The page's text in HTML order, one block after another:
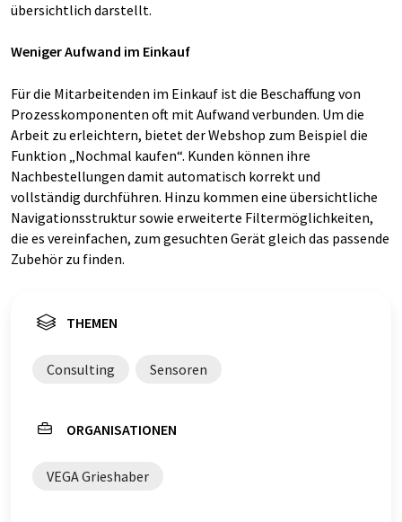
übersichtlich darstellt.
Weniger Aufwand im Einkauf
Für die Mitarbeitenden im Einkauf ist die Beschaffung von
Prozesskomponenten oft mit Aufwand verbunden. Um die
Arbeit zu erleichtern, bietet der Webshop zum Beispiel die
Funktion „Nochmal kaufen“. Kunden können ihre
Nachbestellungen damit automatisch korrekt und
vollständig durchführen. Hinzu kommen eine übersichtliche
Navigationsstruktur sowie erweiterte Filtermöglichkeiten,
die es vereinfachen, zum gesuchten Gerät gleich das passende
Zubehör zu finden.
THEMEN
Consulting Sensoren
ORGANISATIONEN
VEGA Grieshaber